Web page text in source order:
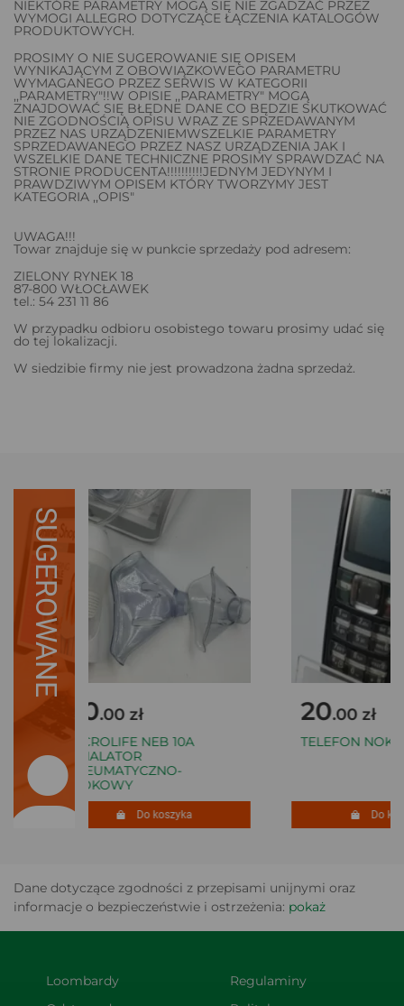
NIEKTÓRE PARAMETRY MOGĄ SIĘ NIE ZGADZAĆ PRZEZ
WYMOGI ALLEGRO DOTYCZĄCE ŁĄCZENIA KATALOGÓW
PRODUKTOWYCH.
PROSIMY O NIE SUGEROWANIE SIĘ OPISEM
WYNIKAJĄCYM Z OBOWIĄZKOWEGO PARAMETRU
WYMAGANEGO PRZEZ SERWIS W KATEGORII
,,PARAMETRY"!!W OPISIE ,,PARAMETRY" MOGĄ
ZNAJDOWAĆ SIĘ BŁĘDNE DANE CO BĘDZIE SKUTKOWAĆ
NIE ZGODNOŚCIĄ OPISU WRAZ ZE SPRZEDAWANYM
PRZEZ NAS URZĄDZENIEMWSZELKIE PARAMETRY
SPRZEDAWANEGO PRZEZ NASZ URZĄDZENIA JAK I
WSZELKIE DANE TECHNICZNE PROSIMY SPRAWDZAĆ NA
STRONIE PRODUCENTA!!!!!!!!!!JEDNYM JEDYNYM I
PRAWDZIWYM OPISEM KTÓRY TWORZYMY JEST
KATEGORIA ,,OPIS"
UWAGA!!!
Towar znajduje się w punkcie sprzedaży pod adresem:
ZIELONY RYNEK 18
87-800 WŁOCŁAWEK
tel.: 54 231 11 86
W przypadku odbioru osobistego towaru prosimy udać się
do tej lokalizacji.
W siedzibie firmy nie jest prowadzona żadna sprzedaż.
SUGEROWANE
80.00 zł
MICROLIFE NEB 10A
INHALATOR
PNEUMATYCZNO-
TŁOKOWY
Do koszyka
20.00 zł
TELEFON NOKIA
Do
Dane dotyczące zgodności z przepisami unijnymi oraz
informacje o bezpieczeństwie i ostrzeżenia: pokaż
Loombardy
Regulaminy